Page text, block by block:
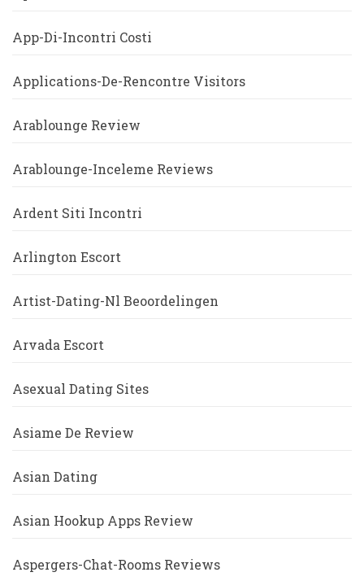
App-Di-Incontri Costi
Applications-De-Rencontre Visitors
Arablounge Review
Arablounge-Inceleme Reviews
Ardent Siti Incontri
Arlington Escort
Artist-Dating-Nl Beoordelingen
Arvada Escort
Asexual Dating Sites
Asiame De Review
Asian Dating
Asian Hookup Apps Review
Aspergers-Chat-Rooms Reviews